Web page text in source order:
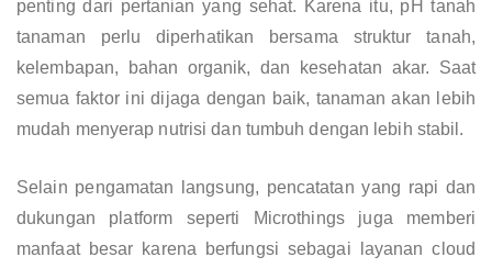
penting dari pertanian yang sehat. Karena itu, pH tanah
tanaman perlu diperhatikan bersama struktur tanah,
kelembapan, bahan organik, dan kesehatan akar. Saat
semua faktor ini dijaga dengan baik, tanaman akan lebih
mudah menyerap nutrisi dan tumbuh dengan lebih stabil.
Selain pengamatan langsung, pencatatan yang rapi dan
dukungan platform seperti Microthings juga memberi
manfaat besar karena berfungsi sebagai layanan cloud